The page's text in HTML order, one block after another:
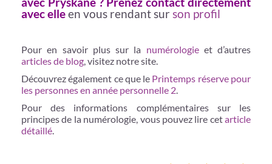
avec elleen vous rendant sur son profil
Pour en savoir plus sur la numérologieet d’autres
articles de blog, visitez notre site.
Découvrez également ce que le Printemps réserve pour
les personnes en année personnelle 2.
Pour des informations complémentaires sur les
principes de la numérologie, vous pouvez lire cetarticle
détaillé.